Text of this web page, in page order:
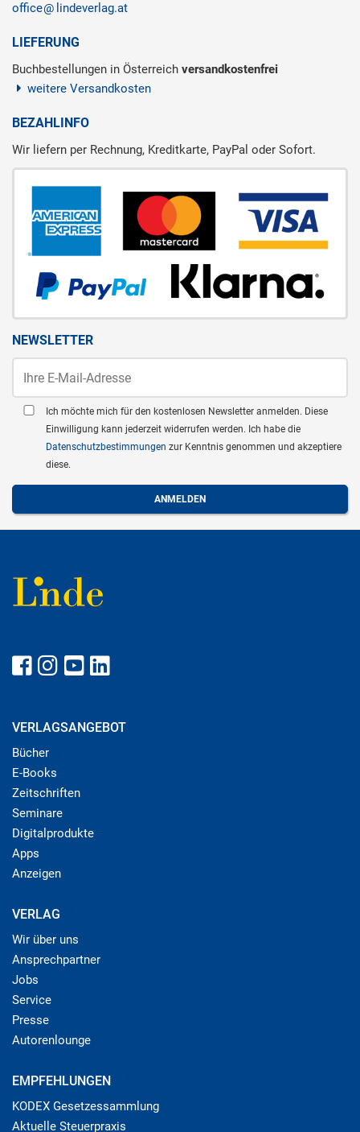
office
lindeverlag.at
LIEFERUNG
Buchbestellungen in Österreich versandkostenfrei
weitere Versandkosten
BEZAHLINFO
Wir liefern per Rechnung, Kreditkarte, PayPal oder Sofort.
NEWSLETTER
Ich möchte mich für den kostenlosen Newsletter anmelden. Diese
Einwilligung kann jederzeit widerrufen werden. Ich habe die
Datenschutzbestimmungen zur Kenntnis genommen und akzeptiere
diese.
VERLAGSANGEBOT
Bücher
E-Books
Zeitschriften
Seminare
Digitalprodukte
Apps
Anzeigen
VERLAG
Wir über uns
Ansprechpartner
Jobs
Service
Presse
Autorenlounge
EMPFEHLUNGEN
KODEX Gesetzessammlung
Aktuelle Steuerpraxis